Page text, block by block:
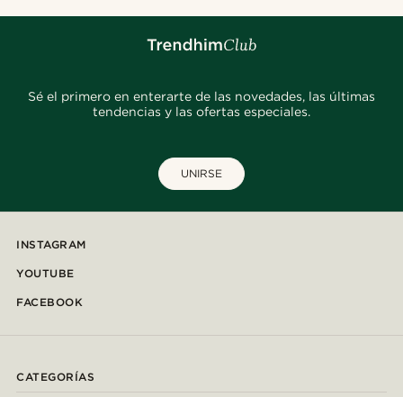
Sé el primero en enterarte de las novedades, las últimas
tendencias y las ofertas especiales.
UNIRSE
INSTAGRAM
YOUTUBE
FACEBOOK
CATEGORÍAS